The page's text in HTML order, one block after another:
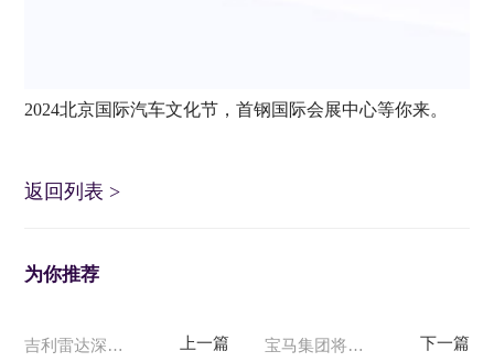
2024北京国际汽车文化节，首钢国际会展中心等你来。
返回列表 >
为你推荐
吉利雷达深耕泰国市场，将于年底车展亮相 宝马集团将携13款新车型亮相2024成都国际车展